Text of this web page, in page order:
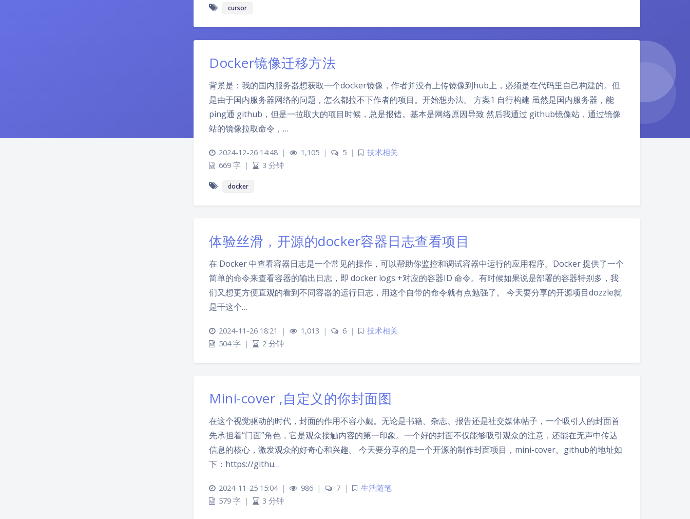
cursor
Docker镜像迁移方法
背景是：我的国内服务器想获取一个docker镜像，作者并没有上传镜像到hub上，必须是在代码里自己构建的。但
是由于国内服务器网络的问题，怎么都拉不下作者的项目。开始想办法。 方案1 自行构建 虽然是国内服务器，能
ping通 github，但是一拉取大的项目时候，总是报错。基本是网络原因导致 然后我通过 github镜像站，通过镜像
站的镜像拉取命令，…
2024-12-26 14:48 | 1,105 | 5 |
技术相关
669 字 | 3 分钟
docker
体验丝滑，开源的docker容器日志查看项目
在 Docker 中查看容器日志是一个常见的操作，可以帮助你监控和调试容器中运行的应用程序。Docker 提供了一个
简单的命令来查看容器的输出日志，即 docker logs +对应的容器ID 命令。有时候如果说是部署的容器特别多，我
们又想更方便直观的看到不同容器的运行日志，用这个自带的命令就有点勉强了。 今天要分享的开源项目dozzle就
是干这个…
2024-11-26 18:21 | 1,013 | 6 |
技术相关
504 字 | 2 分钟
Mini-cover ,自定义的你封面图
在这个视觉驱动的时代，封面的作用不容小觑。无论是书籍、杂志、报告还是社交媒体帖子，一个吸引人的封面首
先承担着“门面”角色，它是观众接触内容的第一印象。一个好的封面不仅能够吸引观众的注意，还能在无声中传达
信息的核心，激发观众的好奇心和兴趣。 今天要分享的是一个开源的制作封面项目，mini-cover。github的地址如
下：https://githu…
2024-11-25 15:04 | 986 | 7 |
生活随笔
579 字 | 3 分钟